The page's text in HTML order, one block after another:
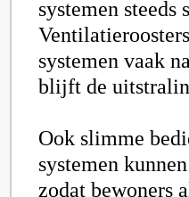
systemen
systemen vaak
blijft de
Ook slimme
systemen
zodat bewoners